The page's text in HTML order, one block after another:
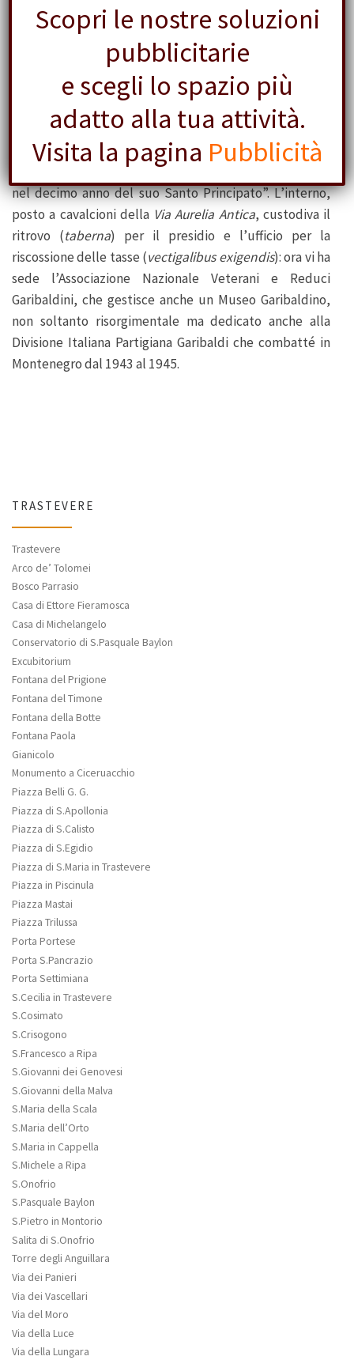
Sulla facciata interna (nella foto 3 ) appare invece la
seguente iscrizione:PIUS IX PONTIFEX MAXIMUS SACRI
PRINCIPATUS ANNO X
, ovvero “Pio IX Pontefice Maximo
nel decimo anno del suo Santo Principato”. L’interno,
posto a cavalcioni della Via Aurelia Antica, custodiva il
ritrovo (taberna) per il presidio e l’ufficio per la
riscossione delle tasse (vectigalibus exigendis): ora vi ha
sede l’Associazione Nazionale Veterani e Reduci
Garibaldini, che gestisce anche un Museo Garibaldino,
non soltanto risorgimentale ma dedicato anche alla
Divisione Italiana Partigiana Garibaldi che combatté in
Montenegro dal 1943 al 1945.
TRASTEVERE
Trastevere
Arco de’ Tolomei
Bosco Parrasio
Casa di Ettore Fieramosca
Casa di Michelangelo
Conservatorio di S.Pasquale Baylon
Excubitorium
Fontana del Prigione
Fontana del Timone
Fontana della Botte
Fontana Paola
Gianicolo
Monumento a Ciceruacchio
Piazza Belli G. G.
Piazza di S.Apollonia
Piazza di S.Calisto
Piazza di S.Egidio
Piazza di S.Maria in Trastevere
Piazza in Piscinula
Piazza Mastai
Piazza Trilussa
Porta Portese
Porta S.Pancrazio
Porta Settimiana
S.Cecilia in Trastevere
S.Cosimato
S.Crisogono
S.Francesco a Ripa
S.Giovanni dei Genovesi
S.Giovanni della Malva
S.Maria della Scala
S.Maria dell’Orto
S.Maria in Cappella
S.Michele a Ripa
S.Onofrio
S.Pasquale Baylon
S.Pietro in Montorio
Salita di S.Onofrio
Torre degli Anguillara
Via dei Panieri
Via dei Vascellari
Via del Moro
Via della Luce
Via della Lungara
Scopri le nostre soluzioni
pubblicitarie
e scegli lo spazio più
adatto alla tua attività.
Visita la pagina Pubblicità